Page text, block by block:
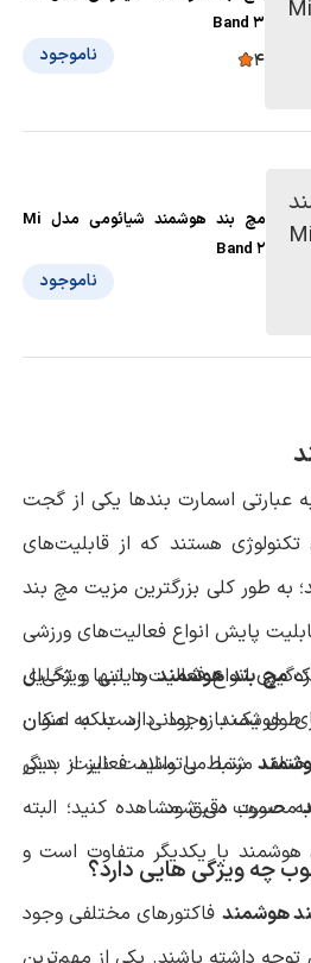
Band 3
4 ناموجود
مچ بند هوشمند شیائومی مدل Mi
Band 2
ناموجود
عبارتی اسمارت بندها یکی از گجت
هستند که از قابلیت‌های
به طور کلی بزرگترین مزیت مچ بند
پایش انواع فعالیت‌های ورزشی
انواع فعالیت‌ها تنها ویژگی‌ای
وجود دارد بلکه امکان
مرتبط با سلامت نیز از دیگر
محسوب می شود.
مچ بند هوشمندردیابی و تحلیل
طول یک بازه زمانی است. به عنوان
شما می‌توانید فعالیت بدنی
صورت دقیق مشاهده کنید؛ البته
با یکدیگر متفاوت است و
چه ویژگی هایی دارد؟
هوشمند فاکتورهای مختلفی وجود